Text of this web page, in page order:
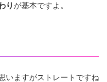
り が基本ですよ。
いますがストレートですね